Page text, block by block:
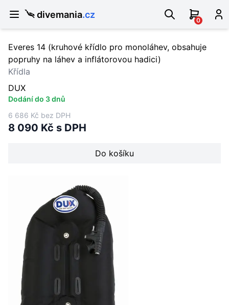
divemania.cz
0
Everes 14 (kruhové křídlo pro monoláhev, obsahuje
popruhy na láhev a inflátorovou hadici)
Křídla
DUX
Dodání do 3 dnů
6 686 Kč bez DPH
8 090 Kč s DPH
Do košíku